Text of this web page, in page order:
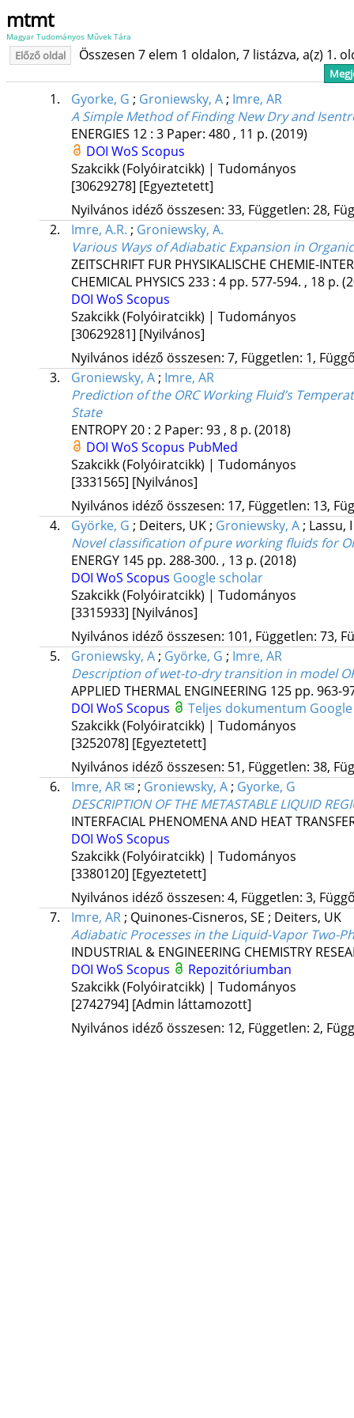
mtmt
Magyar Tudományos Művek Tára
Előző oldal Összesen 7 elem 1 oldalon, 7 listázva, a(z) 1.
1. Gyorke, G ; Groniewsky, A; Imre, AR
A Simple Method of Finding New Dry and
ENERGIES 12: 3 Paper: 480 , 11 p. (2019)
DOI WoS Scopus
Szakcikk (Folyóiratcikk) | Tudományos
[30629278] [Egyeztetett]
Nyilvános idéző összesen: 33, Független: 28,
2.
Imre, A.R. ; Groniewsky, A.
Various Ways of Adiabatic Expansion in
ZEITSCHRIFT FUR PHYSIKALISCHE CHEMIE-
CHEMICAL PHYSICS 233: 4 pp. 577-594. , 18 p.
DOI WoS Scopus
Szakcikk (Folyóiratcikk) | Tudományos
[30629281] [Nyilvános]
Nyilvános idéző összesen: 7, Független: 1,
3.
Groniewsky, A; Imre, AR
Prediction of the ORC Working Fluid’s
State
ENTROPY20: 2 Paper: 93 , 8 p. (2018)
DOI WoS Scopus PubMed
Szakcikk (Folyóiratcikk) | Tudományos
[3331565] [Nyilvános]
Nyilvános idéző összesen: 17, Független: 13,
4.
Györke, G ; Deiters, UK; Groniewsky, A; Lassu,
Novel classification of pure working fluids for
ENERGY 145 pp. 288-300. , 13 p. (2018)
DOI WoS Scopus Google scholar
Szakcikk (Folyóiratcikk) | Tudományos
[3315933] [Nyilvános]
Nyilvános idéző összesen: 101, Független: 73,
5.
Groniewsky, A; Györke, G ; Imre, AR
Description of wet-to-dry transition in model
APPLIED THERMAL ENGINEERING 125 pp. 963-
DOI WoS Scopus Teljes dokumentum
Szakcikk (Folyóiratcikk) | Tudományos
[3252078] [Egyeztetett]
Nyilvános idéző összesen: 51, Független: 38,
6.
Imre, AR ✉; Groniewsky, A; Gyorke, G
DESCRIPTION OF THE METASTABLE LIQUID
INTERFACIAL PHENOMENA AND HEAT
DOI WoS Scopus
Szakcikk (Folyóiratcikk) | Tudományos
[3380120] [Egyeztetett]
Nyilvános idéző összesen: 4, Független: 3,
7.
Imre, AR; Quinones-Cisneros, SE ; Deiters, UK
Adiabatic Processes in the Liquid-Vapor Two-
INDUSTRIAL & ENGINEERING CHEMISTRY
DOI WoS Scopus
Repozitóriumban
Szakcikk (Folyóiratcikk) | Tudományos
[2742794] [Admin láttamozott]
Nyilvános idéző összesen: 12, Független: 2,